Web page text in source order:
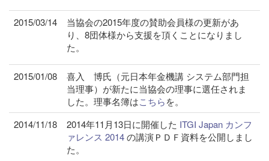
2015/03/14
当協会の2015年度の賛助会員様の更新があ
り、8団体様から支援を頂くことになりまし
た。
2015/01/08
喜入 博氏（元日本年金機講 システム部門担
当理事）が新たに当協会の理事に選任されま
した。理事名簿はこちらを。
2014/11/18
2014年11月13日に開催した ITGI Japan カンフ
ァレンス 2014の講演ＰＤＦ資料を公開しまし
た。